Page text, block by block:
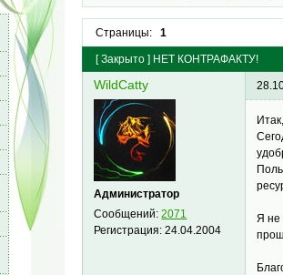
Страницы: 1
[Закрыто] НЕТ КОНТРАФАКТУ!
WildCatty
Администратор
Сообщений:2071
Регистрация:24.04.2004
Я не